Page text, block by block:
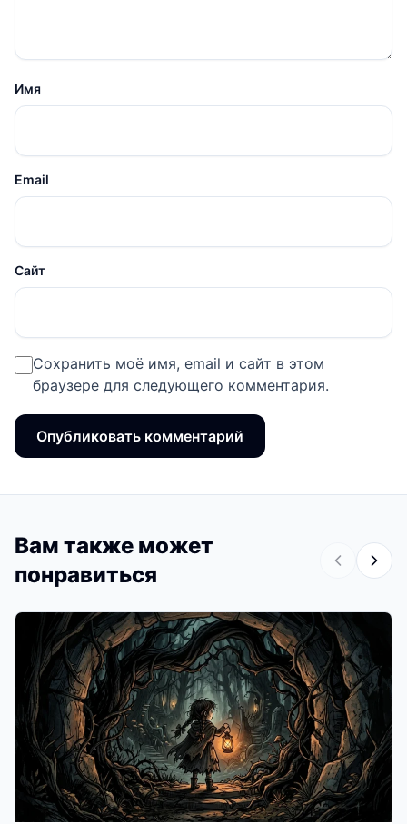
Имя
Email
Сайт
Сохранить моё имя, email и сайт в этом
браузере для следующего комментария.
Вам также может
понравиться